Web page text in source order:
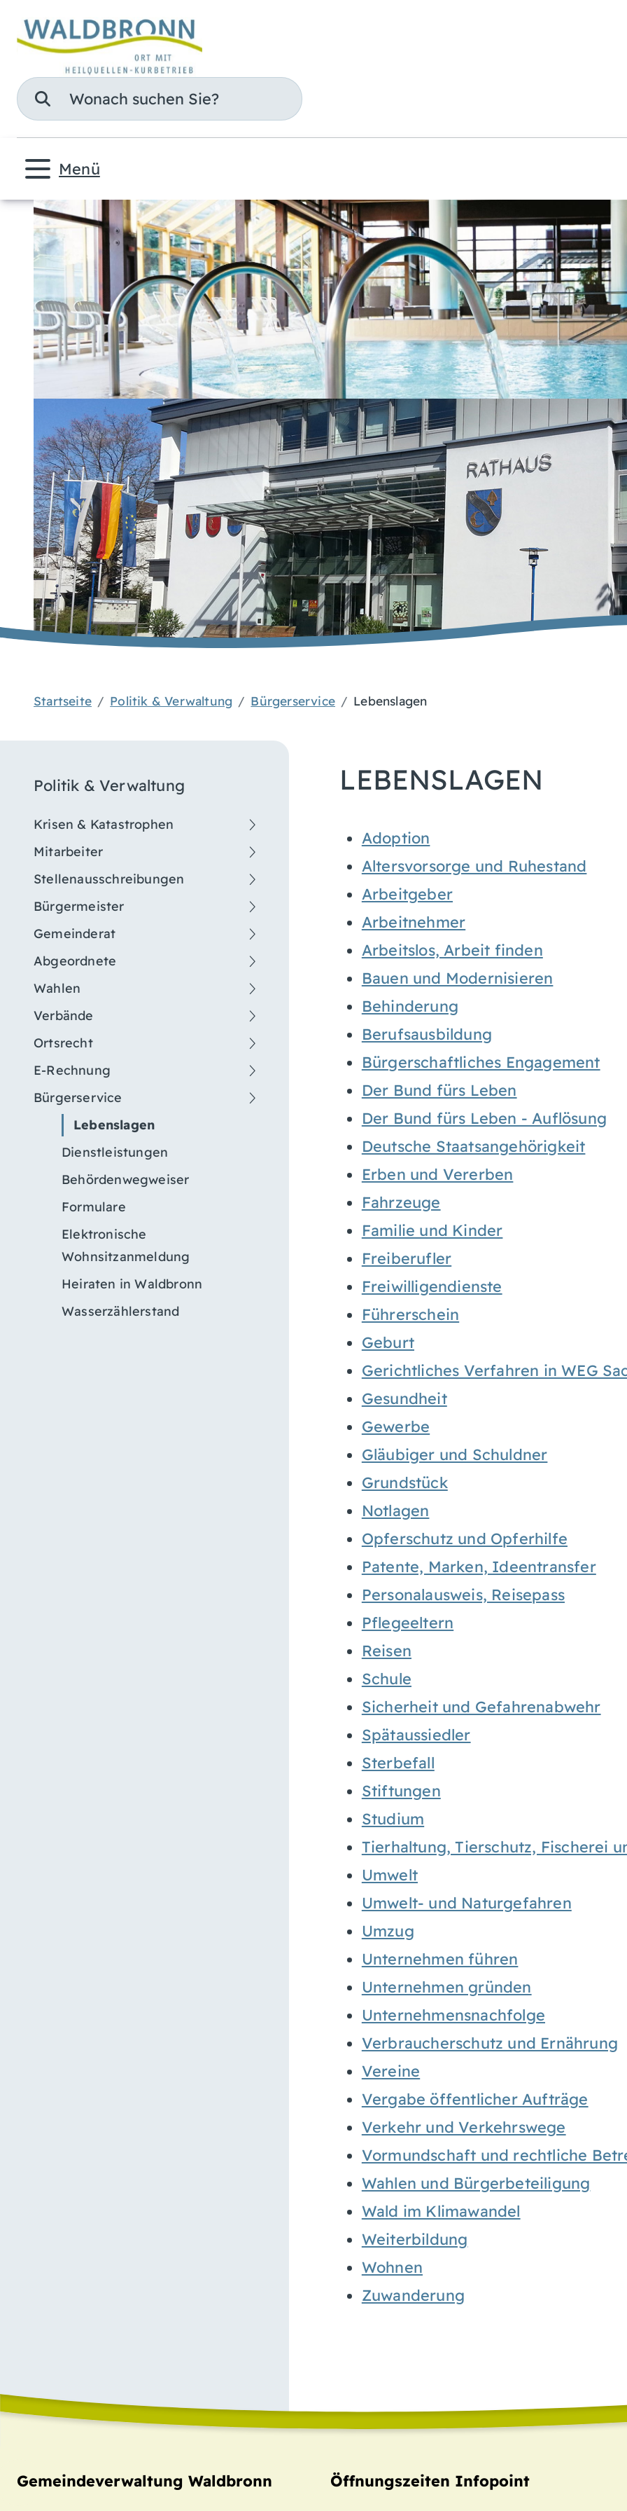
Suche
Menü
Startseite Politik & Verwaltung Bürgerservice Lebenslagen
Politik & Verwaltung
Krisen & Katastrophen
Mitarbeiter
Stellenausschreibungen
Bürgermeister
Gemeinderat
Abgeordnete
Wahlen
Verbände
Ortsrecht
E-Rechnung
Bürgerservice
Lebenslagen
Dienstleistungen
Behördenwegweiser
Formulare
Elektronische
Wohnsitzanmeldung
Heiraten in Waldbronn
Wasserzählerstand
LEBENSLAGEN
Adoption
Altersvorsorge und Ruhestand
Arbeitgeber
Arbeitnehmer
Arbeitslos, Arbeit finden
Bauen und Modernisieren
Behinderung
Berufsausbildung
Bürgerschaftliches Engagement
Der Bund fürs Leben
Der Bund fürs Leben - Auflösung
Deutsche Staatsangehörigkeit
Erben und Vererben
Fahrzeuge
Familie und Kinder
Freiberufler
Freiwilligendienste
Führerschein
Geburt
Gerichtliches Verfahren in WEG
Gesundheit
Gewerbe
Gläubiger und Schuldner
Grundstück
Notlagen
Opferschutz und Opferhilfe
Patente, Marken, Ideentransfer
Personalausweis, Reisepass
Pflegeeltern
Reisen
Schule
Sicherheit und Gefahrenabwehr
Spätaussiedler
Sterbefall
Stiftungen
Studium
Tierhaltung, Tierschutz, Fischerei
Umwelt
Umwelt- und Naturgefahren
Umzug
Unternehmen führen
Unternehmen gründen
Unternehmensnachfolge
Verbraucherschutz und Ernährung
Vereine
Vergabe öffentlicher Aufträge
Verkehr und Verkehrswege
Vormundschaft und rechtliche
Wahlen und Bürgerbeteiligung
Wald im Klimawandel
Weiterbildung
Wohnen
Zuwanderung
Gemeindeverwaltung Waldbronn Öffnungszeiten Infopoint